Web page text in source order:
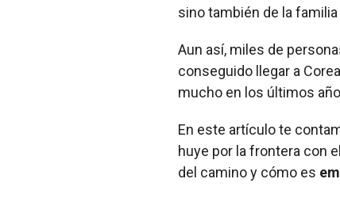
sino también de la
Aun así, miles de
conseguido llegar a
mucho en los últimos
En este artículo te
huye por la frontera con
del camino y cómo es